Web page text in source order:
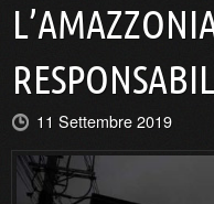
11 Settembre 2019